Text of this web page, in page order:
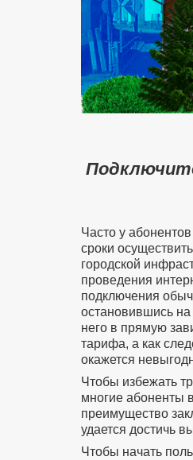
Часто у
сроки
городской
проведения
подключения
остановившись
него в прямую
тарифа, а как
окажется
Чтобы избежать
многие абоненты
преимущество
удается достичь
Чтобы начать